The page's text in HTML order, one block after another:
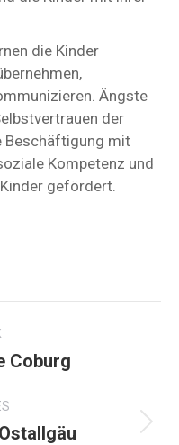
die Kinder
Ängste
der
Beschäftigung mit
Kompetenz und
gefördert.
Coburg